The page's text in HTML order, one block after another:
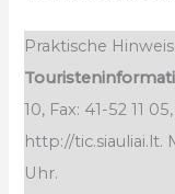
Praktische
10, Fax: 41-52 11
http://tic.siauliai.lt.
Uhr.